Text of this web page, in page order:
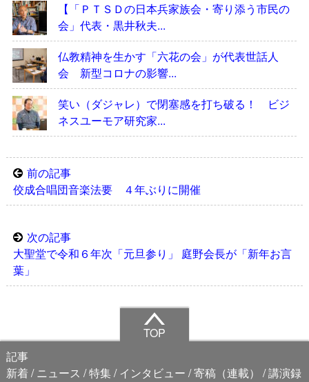
【「ＰＴＳＤの日本兵家族会・寄り添う市民の
会」代表・黒井秋夫...
仏教精神を生かす「六花の会」が代表世話人
会 新型コロナの影響...
笑い（ダジャレ）で閉塞感を打ち破る！ ビジ
ネスユーモア研究家...
前の記事
佼成合唱団音楽法要 ４年ぶりに開催
次の記事
大聖堂で令和６年次「元旦参り」 庭野会長が「新年お言
葉」
TOP
記事
新着
ニュース 特集 インタビュー 寄稿（連載）
講演録